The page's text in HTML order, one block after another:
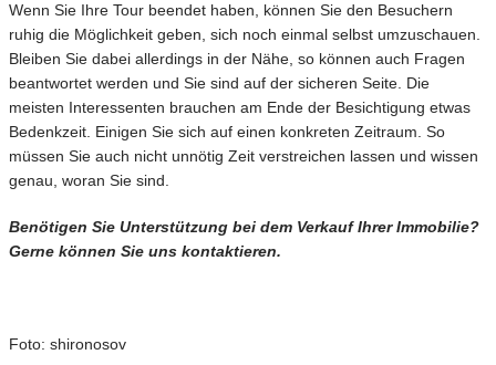
Wenn Sie Ihre Tour beendet haben, können Sie den Besuchern
ruhig die Möglichkeit geben, sich noch einmal selbst umzuschauen.
Bleiben Sie dabei allerdings in der Nähe, so können auch Fragen
beantwortet werden und Sie sind auf der sicheren Seite. Die
meisten Interessenten brauchen am Ende der Besichtigung etwas
Bedenkzeit. Einigen Sie sich auf einen konkreten Zeitraum. So
müssen Sie auch nicht unnötig Zeit verstreichen lassen und wissen
genau, woran Sie sind.
Benötigen Sie Unterstützung bei dem Verkauf Ihrer Immobilie?
Gerne können Sie uns kontaktieren.
Foto: shironosov